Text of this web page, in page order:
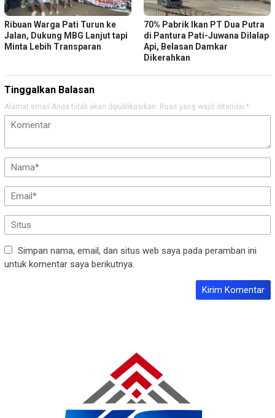
Ribuan Warga Pati Turun ke
Jalan, Dukung MBG Lanjut tapi
Minta Lebih Transparan
70% Pabrik Ikan PT Dua Putra
di Pantura Pati-Juwana Dilalap
Api, Belasan Damkar
Dikerahkan
Tinggalkan Balasan
Alamat email Anda tidak akan dipublikasikan. Ruas yang wajib ditandai *
Simpan nama, email, dan situs web saya pada peramban ini
untuk komentar saya berikutnya.